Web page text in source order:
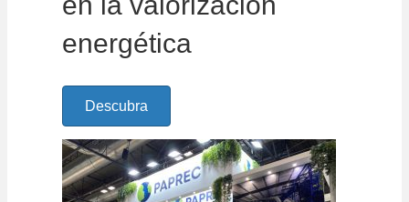
energética
Descubra